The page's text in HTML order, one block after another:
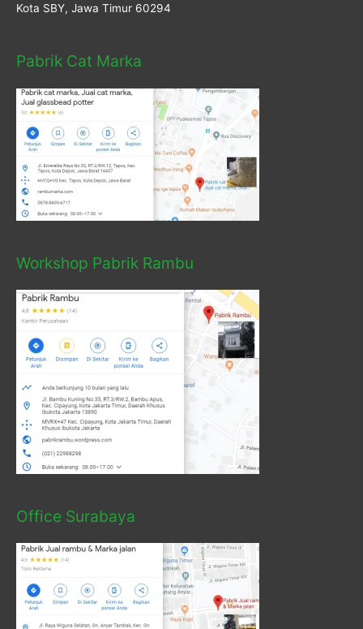
Kota SBY, Jawa Timur 60294
Pabrik Cat Marka
Workshop Pabrik Rambu
Office Surabaya